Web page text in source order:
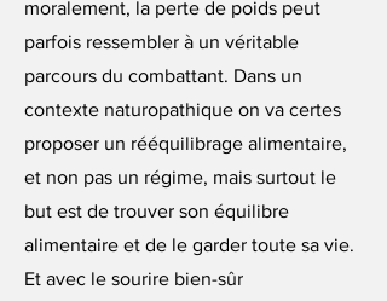
moralement, la perte de poids peut
parfois ressembler à un véritable
parcours du combattant. Dans un
contexte naturopathique on va certes
proposer un rééquilibrage alimentaire,
et non pas un régime, mais surtout le
but est de trouver son équilibre
alimentaire et de le garder toute sa vie.
Et avec le sourire bien-sûr